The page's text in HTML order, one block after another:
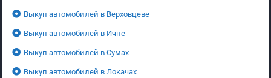
Выкуп автомобилей в Верховцеве
Выкуп автомобилей в Ичне
Выкуп автомобилей в Сумах
Выкуп автомобилей в Локачах